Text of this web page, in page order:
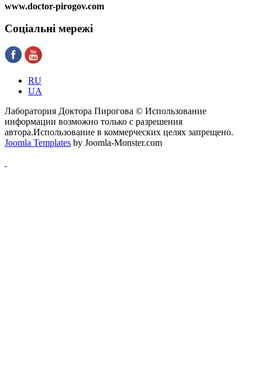
www.doctor-pirogov.com
Соціальні мережі
RU
UA
Лаборатория Доктора Пирогова © Использование
информации возможно только с разрешения
автора.Использование в коммерческих целях запрещено.
Joomla Templates by Joomla-Monster.com